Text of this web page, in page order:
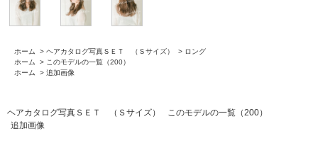
ホーム > ヘアカタログ写真ＳＥＴ （Ｓサイズ） > ロング
ホーム
> このモデルの一覧（200）
ホーム
> 追加画像
ヘアカタログ写真ＳＥＴ （Ｓサイズ）
このモデルの一覧（200）
追加画像